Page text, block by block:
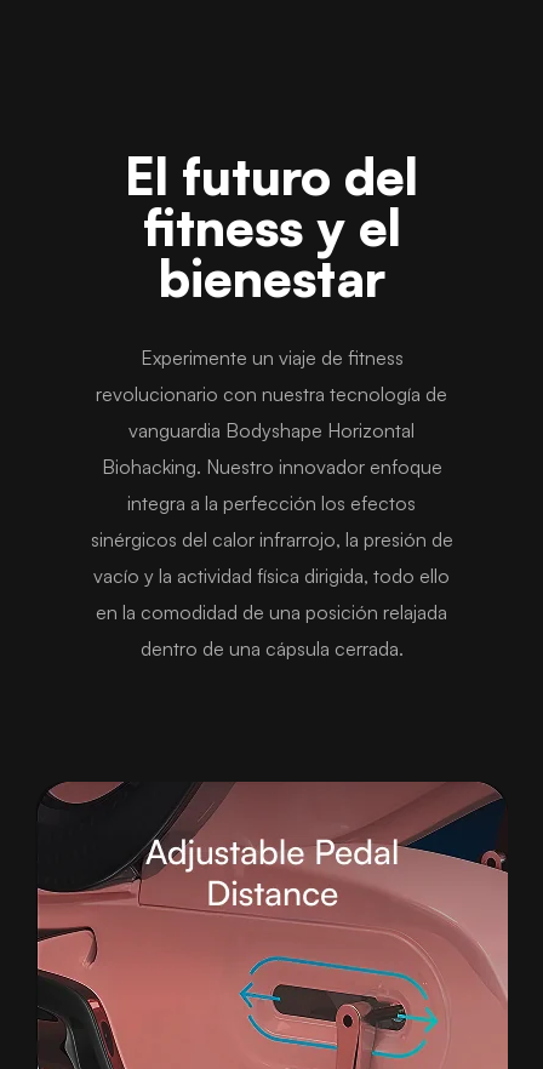
El futuro del
fitness y el
bienestar
Experimente un viaje de fitness
revolucionario con nuestra tecnología de
vanguardia Bodyshape Horizontal
Biohacking. Nuestro innovador enfoque
integra a la perfección los efectos
sinérgicos del calor infrarrojo, la presión de
vacío y la actividad física dirigida, todo ello
en la comodidad de una posición relajada
dentro de una cápsula cerrada.